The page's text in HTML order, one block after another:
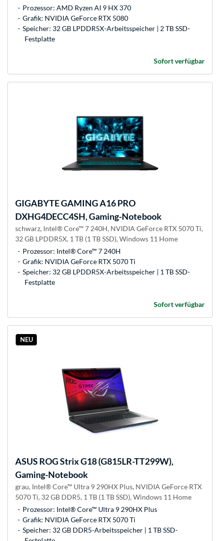
Prozessor: AMD Ryzen AI 9 HX 370
Grafik: NVIDIA GeForce RTX 5080
Speicher: 32 GB LPDDR5X-Arbeitsspeicher | 2 TB SSD-
Festplatte
Sofort verfügbar
GIGABYTEGAMING A16 PRO
DXHG4DECC4SH, Gaming-Notebook
schwarz, Intel® Core™ 7 240H, NVIDIA GeForce RTX 5070 Ti,
32 GB LPDDR5X, 1 TB (1 TB SSD), Windows 11 Home
Prozessor: Intel® Core™ 7 240H
Grafik: NVIDIA GeForce RTX 5070 Ti
Speicher: 32 GB LPDDR5X-Arbeitsspeicher | 1 TB SSD-
Festplatte
Sofort verfügbar
NEU
ASUS ROG Strix G18 (G815LR-TT299W),
Gaming-Notebook
grau, Intel® Core™ Ultra 9 290HX Plus, NVIDIA GeForce RTX
5070 Ti, 32 GB DDR5, 1 TB (1 TB SSD), Windows 11 Home
Prozessor: Intel® Core™ Ultra 9 290HX Plus
Grafik: NVIDIA GeForce RTX 5070 Ti
Speicher: 32 GB DDR5-Arbeitsspeicher | 1 TB SSD-